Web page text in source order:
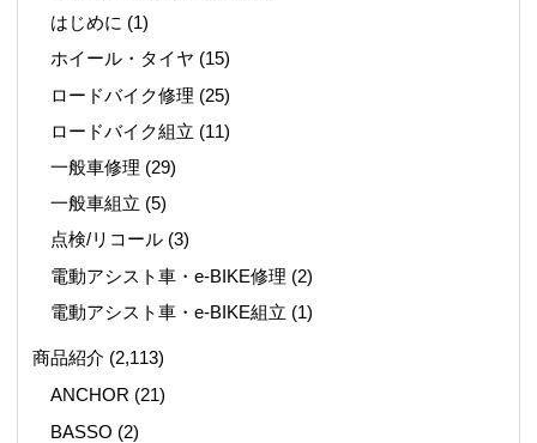
はじめに (1)
ホイール・タイヤ (15)
ロードバイク修理 (25)
ロードバイク組立 (11)
一般車修理 (29)
一般車組立 (5)
点検/リコール (3)
電動アシスト車・e-BIKE修理 (2)
電動アシスト車・e-BIKE組立 (1)
商品紹介 (2,113)
ANCHOR (21)
BASSO (2)